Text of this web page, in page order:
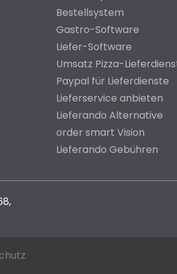
Bestellsystem
Gastro-Software
Liefer-Software
Umsatz Pizza-
Paypal für Lieferdienste
Lieferservice anbieten
Lieferando Alternative
order smart Vision
Lieferando Gebühren